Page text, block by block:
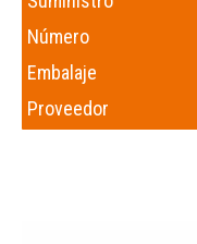
Número
Embalaje
Proveedor